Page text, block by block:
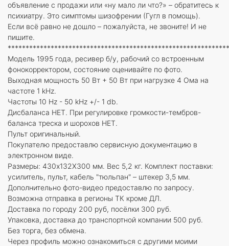
объявление с продажи или «ну мало ли что?» – обратитесь к
психиатру. Это симптомы шизофрении (Гугл в помощь).
Если всё равно не дошло – пожалуйста, не звоните! И не
пишите.
Модель 1995 года, ресивер б/у, рабочий со встроенным
фонокорректором, состояние оценивайте по фото.
Выходная мощность 50 Вт + 50 Вт при нагрузке 4 Ома на
частоте 1 kHz.
Частоты 10 Hz - 50 kHz +/- 1 db.
Дисбаланса НЕТ. При регулировке громкости-тембров-
баланса треска и шорохов НЕТ.
Пульт оригинальный.
Покупателю предоставлю сервисную документацию в
электронном виде.
Размеры: 430х132Х300 мм. Вес 5,2 кг. Комплект поставки:
усилитель, пульт, кабель "тюльпан" – штекер 3,5 мм.
Дополнительно фото-видео предоставлю по запросу.
Возможна отправка в регионы ТК кроме ДЛ.
Доставка по городу 200 руб, посёлки 300 руб.
Упаковка, доставка до транспортной компании 500 руб.
Без торга, без обмена.
Через профиль можно ознакомиться с другими моими